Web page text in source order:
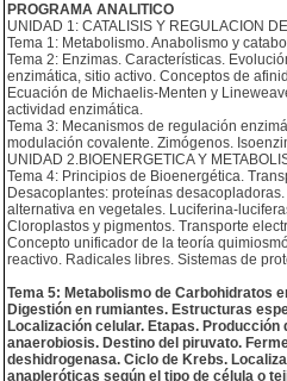
PROGRAMA ANALITICO
UNIDAD 1: CATALISIS Y REGULACION
Tema 1: Metabolismo. Anabolismo y
Tema 2: Enzimas. Características.
enzimática, sitio activo. Conceptos de
Ecuación de Michaelis-Menten y
actividad enzimática.
Tema 3: Mecanismos de regulación
modulación covalente. Zimógenos.
UNIDAD 2.BIOENERGETICA Y
Tema 4: Principios de Bioenergética.
Desacoplantes: proteínas
alternativa en vegetales. Luciferina-
Cloroplastos y pigmentos. Transporte
Concepto unificador de la teoría
reactivo. Radicales libres. Sistemas de
Tema 5: Metabolismo de Carbohidratos
Digestión en rumiantes. Estructuras
Localización celular. Etapas.
anaerobiosis. Destino del piruvato.
deshidrogenasa. Ciclo de Krebs.
anapleróticas según el tipo de célula o